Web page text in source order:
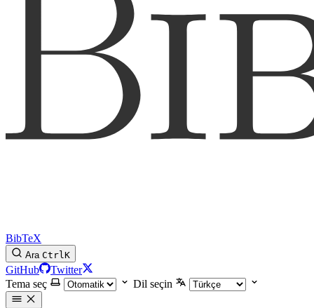
BibTeX
Ara CtrlK
GitHub
Twitter
Tema seç
Dil seçin